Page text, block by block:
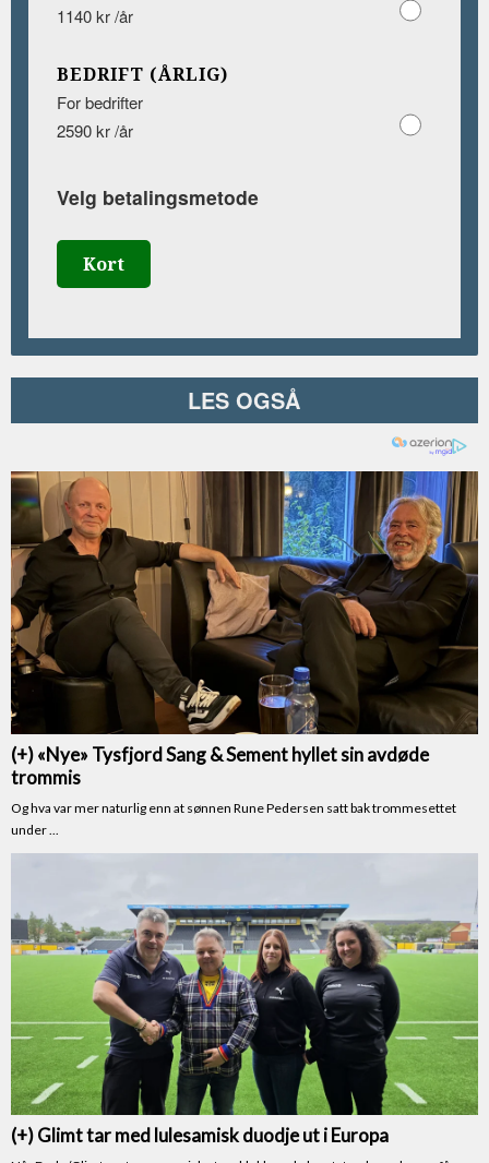
1140 kr /år
BEDRIFT (ÅRLIG)
For bedrifter
2590 kr /år
Velg betalingsmetode
Kort
LES OGSÅ